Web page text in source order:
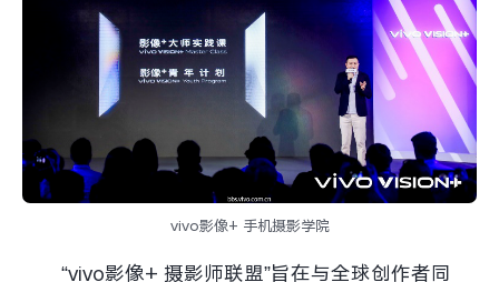
vivo影像+ 手机摄影学院
“vivo影像+ 摄影师联盟”旨在与全球创作者同